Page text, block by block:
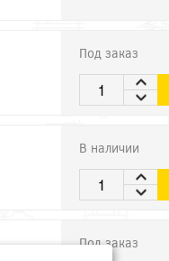
Под заказ
В наличии
Под заказ